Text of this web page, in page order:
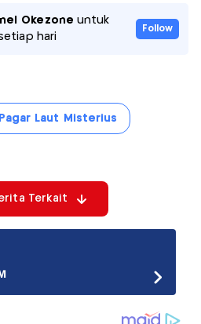
Okezone untuk
hari
Follow
Pagar Laut Misterius
Terkait